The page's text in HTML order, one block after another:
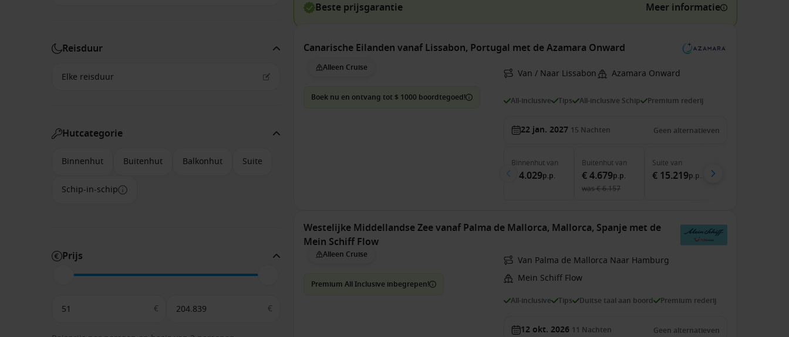
Reisduur
Hutcategorie
Binnenhut Buitenhut Balkonhut Suite
Schip-in-schip
Prijs
€ €
Beste prijsgarantie Meer informatie
Canarische Eilanden vanaf Lissabon, Portugal met de Azamara Onward
Alleen Cruise
Boek nu en ontvang tot $ 1000 boordtegoed!
Van / Naar Lissabon Azamara Onward
All-inclusive Tips All-inclusive Schip Premium rederij
22 jan. 2027 15 Nachten Geen alternatieven
Binnenhutvan
€ 4.029p.p.
Buitenhutvan
€ 4.679p.p.
was€ 6.157
Suite van
€ 15.219p.p.
Westelijke Middellandse Zee vanaf Palma de Mallorca, Mallorca, Spanje met de
Mein Schiff Flow
Alleen Cruise
Premium All Inclusive inbegrepen!
Van Palma de Mallorca Naar Hamburg
Mein Schiff Flow
All-inclusive Tips Duitse taal aan boord Premium rederij
12 okt. 2026 11 Nachten Geen alternatieven